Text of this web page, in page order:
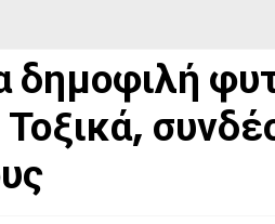
δημοφιλή